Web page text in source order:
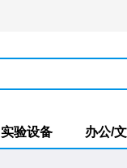
实验设备 办公/